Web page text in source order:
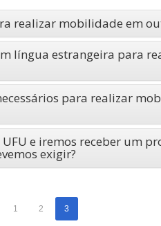
realizar mobilidade em
língua estrangeira para
para realizar
e iremos receber um
exigir?
1 2 3